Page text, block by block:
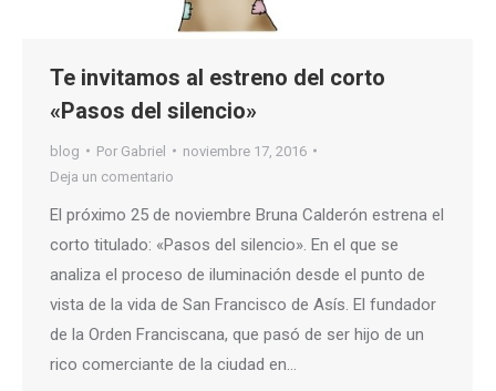
Te invitamos al estreno del corto
«Pasos del silencio»
blog Por Gabriel
noviembre 17, 2016
Deja un comentario
El próximo 25 de noviembre Bruna Calderón estrena el
corto titulado: «Pasos del silencio». En el que se
analiza el proceso de iluminación desde el punto de
vista de la vida de San Francisco de Asís. El fundador
de la Orden Franciscana, que pasó de ser hijo de un
rico comerciante de la ciudad en…